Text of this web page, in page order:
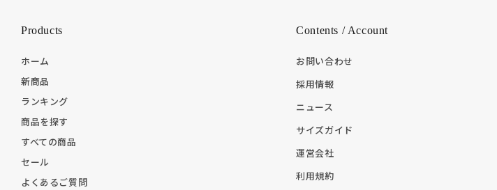
Products
ホーム
新商品
ランキング
商品を探す
すべての商品
セール
よくあるご質問
Contents / Account
お問い合わせ
採用情報
ニュース
サイズガイド
運営会社
利用規約